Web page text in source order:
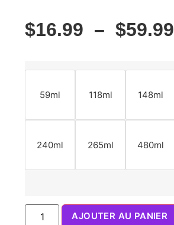
$16.99 – $59.99
59ml 118ml 148ml
240ml 265ml 480ml
AJOUTER AU PANIER